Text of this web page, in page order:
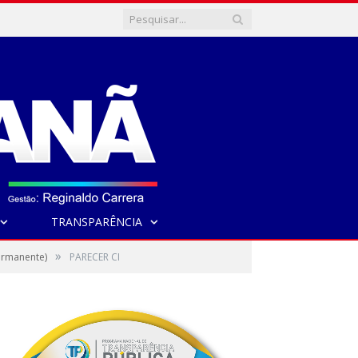
TRANSPARÊNCIA
» PARECER CI